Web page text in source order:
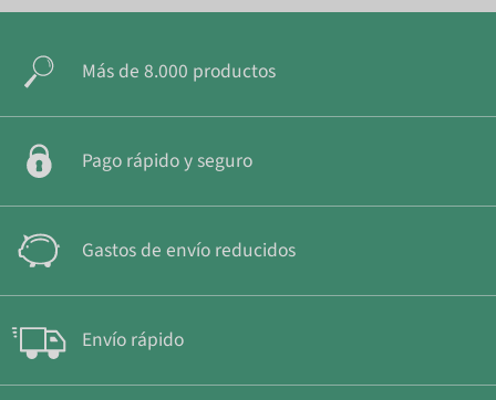
Más de 8.000 productos
Pago rápido y seguro
Gastos de envío reducidos
Envío rápido